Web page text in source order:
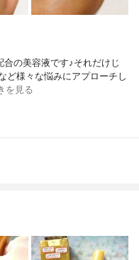
の美容液です♪それだけじ
ど様々な悩みにアプローチし
を見る